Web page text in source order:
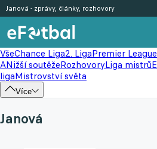
VšeChance Liga2. LigaPremier League
ANižší soutěžeRozhovoryLiga mistrů
ligaMistrovství světa
Více
Janová - zprávy, články, rozhovory
Janová